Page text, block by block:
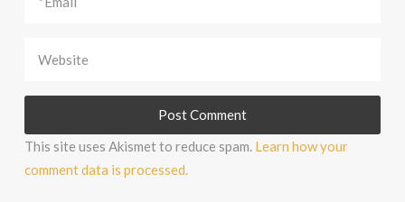
This site uses Akismet to reduce spam. Learn how your
comment data is processed.